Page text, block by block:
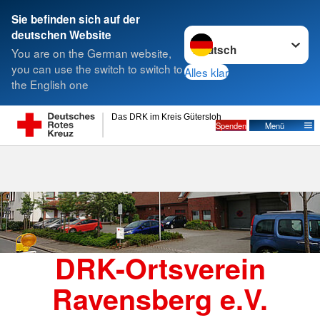
Sie befinden sich auf der
deutschen Website
You are on the German website,
you can use the switch to switch to
the English one
Sprache wechseln zu
Alles klar
Das DRK im Kreis Gütersloh
Spenden Menü
Suche
Halle (Westf.) - OV Ravensberg
DRK-Ortsverein
Ravensberg e.V.